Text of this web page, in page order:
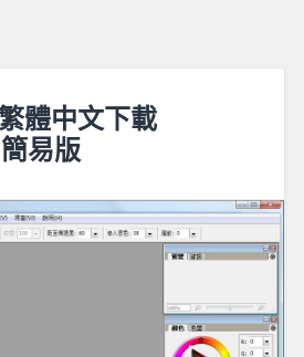
體中文下載
易版